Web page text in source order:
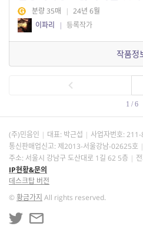
분량 35매 | 24년 6월
이파리
| 등록작가
작품정
1 / 6
(주)민음인 대표: 박근섭 사업자번호: 211-
통신판매업신고: 제2013-서울강남-02625호
주소: 서울시 강남구 도산대로 1길 62 5층
IP현황&문의
데스크탑 버전
©황금가지 All rights reserved.